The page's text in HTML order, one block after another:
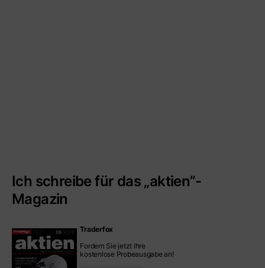
Ich schreibe für das „aktien”-
Magazin
Traderfox
Fordern Sie jetzt Ihre
kostenlose Probeausgabe an!